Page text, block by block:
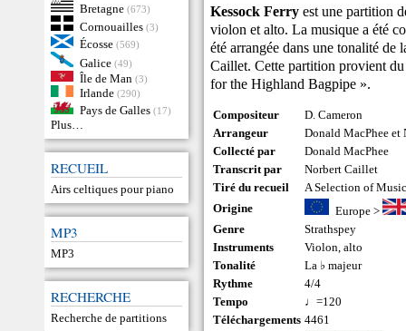
Bretagne (673)
Cornouailles (3)
Écosse (569)
Galice (49)
Île de Man (3)
Irlande (290)
Pays de Galles (17)
Plus…
RECUEIL
Airs celtiques pour piano
MP3
MP3
RECHERCHE
Recherche de partitions
Kessock Ferry est une partition
violon et alto. La musique a été
été arrangée dans une tonalité
Caillet. Cette partition provient
for the Highland Bagpipe ».
Compositeur
D. Cameron
Arrangeur
Donald MacPhee
Collecté par
Donald MacPhee
Transcrit par
Norbert Caillet
Tiré du recueil
A Selection of
Origine
Europe>
Genre
Strathspey
Instruments
Violon,alto
Tonalité
La ♭ majeur
Rythme
4/4
Tempo
♩=120
Téléchargements 4461